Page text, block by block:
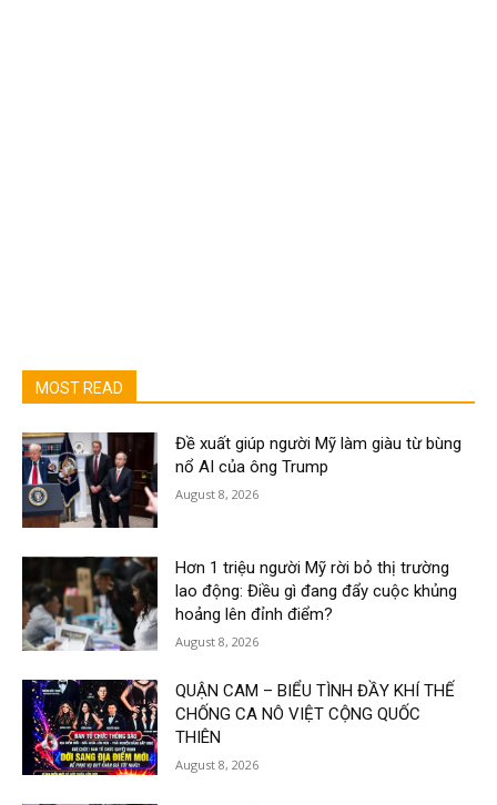
MOST READ
Đề xuất giúp người Mỹ làm giàu từ bùng
nổ AI của ông Trump
August 8, 2026
Hơn 1 triệu người Mỹ rời bỏ thị trường
lao động: Điều gì đang đẩy cuộc khủng
hoảng lên đỉnh điểm?
August 8, 2026
QUẬN CAM – BIỂU TÌNH ĐẦY KHÍ THẾ
CHỐNG CA NÔ VIỆT CỘNG QUỐC
THIÊN
August 8, 2026